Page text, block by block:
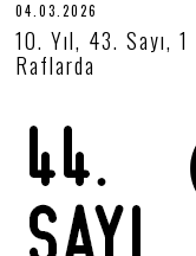
04.03.2026
4
.
10. Yıl, 43. Sayı,
Raflarda